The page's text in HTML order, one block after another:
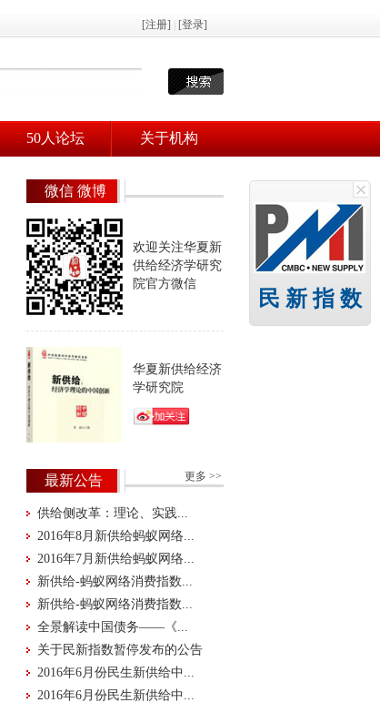
50人论坛 关于机构
民 新 指 数
微信 微博
欢迎关注华夏新
供给经济学研究
院官方微信
华夏新供给经济
学研究院
最新公告 更多 >>
供给侧改革：理论、实践...
2016年8月新供给蚂蚁网络...
2016年7月新供给蚂蚁网络...
新供给-蚂蚁网络消费指数...
新供给-蚂蚁网络消费指数...
全景解读中国债务——《...
关于民新指数暂停发布的公告
2016年6月份民生新供给中...
2016年6月份民生新供给中...